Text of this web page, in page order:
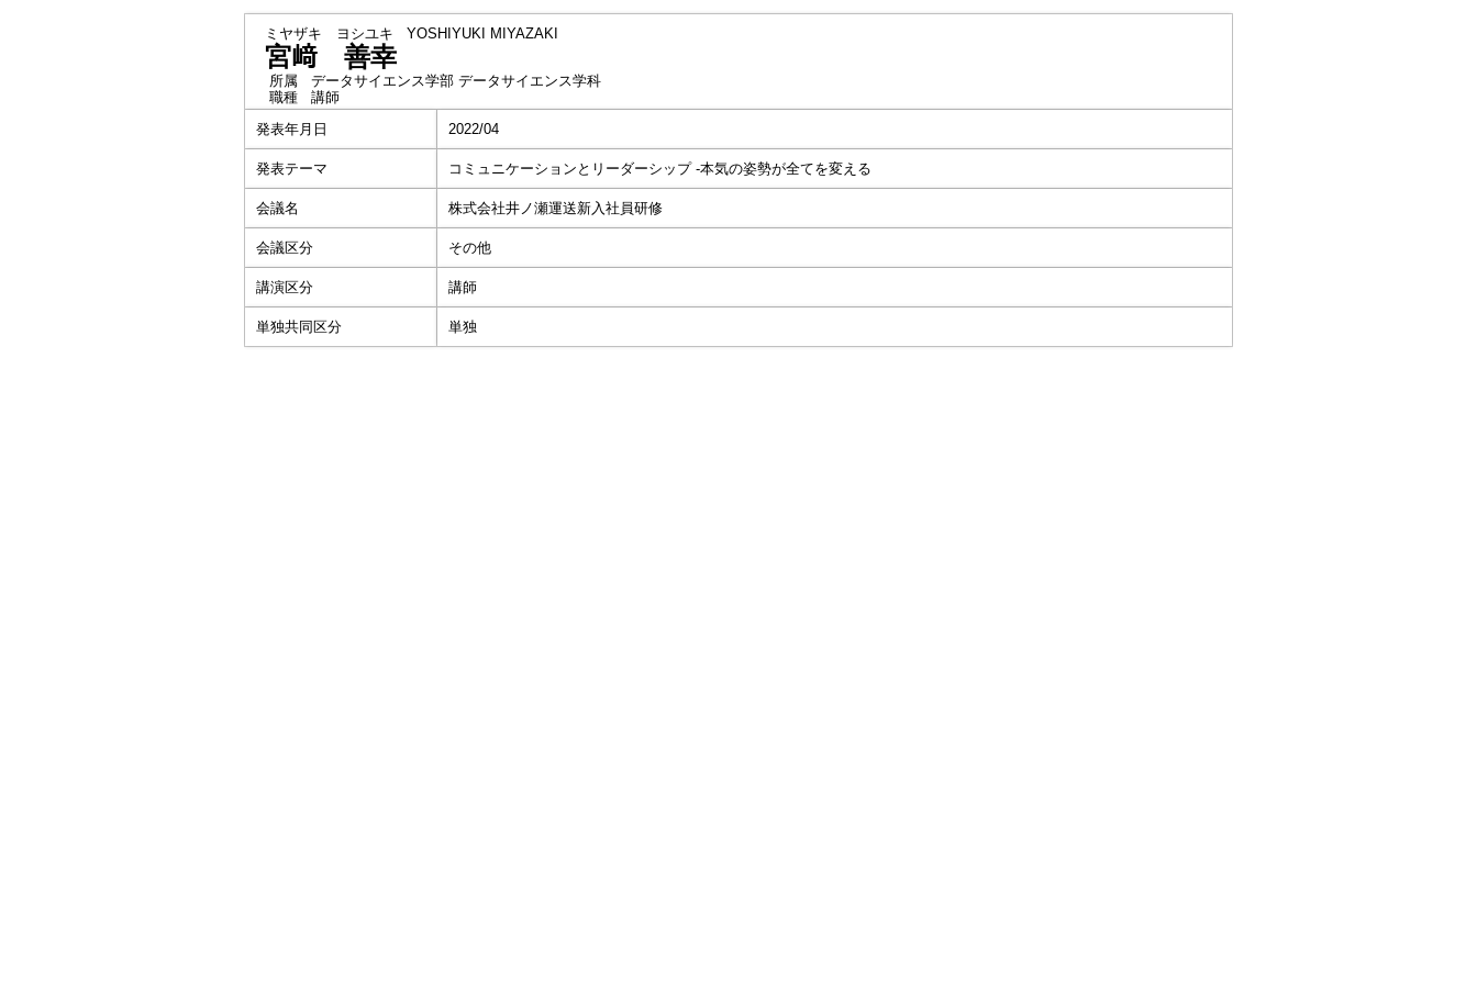
ミヤザキ ヨシユキ YOSHIYUKI MIYAZAKI
宮﨑 善幸
所属
データサイエンス学部 データサイエンス学科
職種
講師
発表年月日
2022/04
発表テーマ コミュニケーションとリーダーシップ -本気の姿勢が全てを変える
会議名 株式会社井ノ瀬運送新入社員研修
会議区分 その他
講演区分 講師
単独共同区分 単独